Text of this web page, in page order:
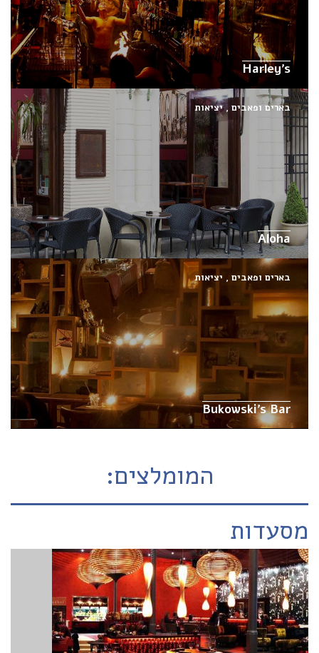
Harley’s
בארים ופאבים ,יציאות
Aloha
בארים ופאבים , יציאות
Bukowski’s Bar
המומלצים:
מסעדות